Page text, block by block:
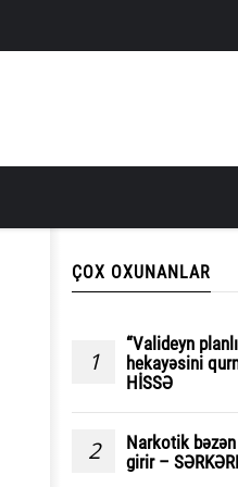
ÇOX OXUNANLAR
1
“Valideyn
hekayəsini
HİSSƏ
2
Narkotik
girir –